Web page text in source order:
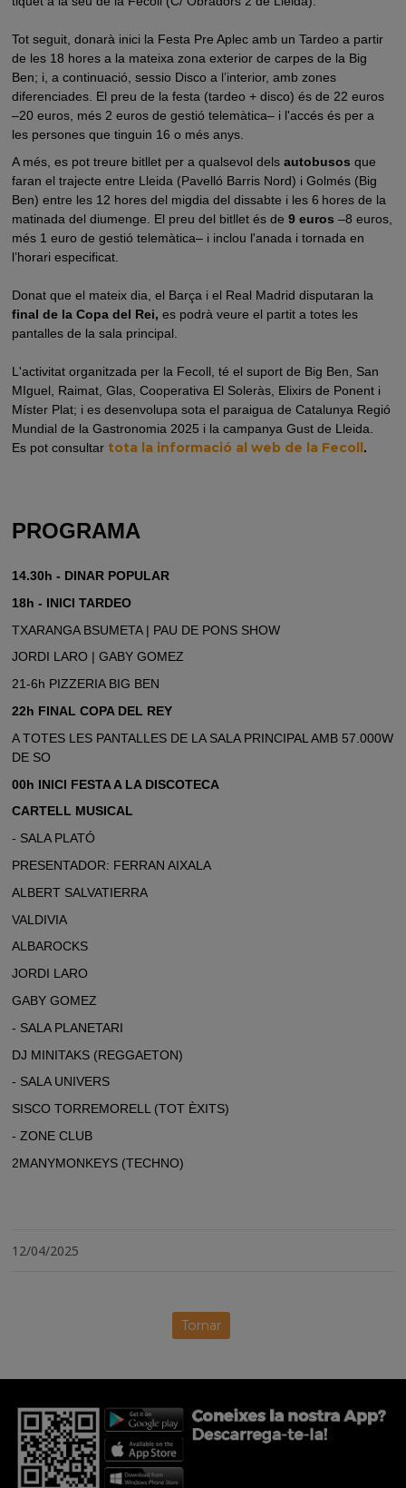
Tot seguit, donarà inici la Festa Pre Aplecamb unTardeo a partir
de les 18 hores a la mateixa zona exterior de carpes de la Big
Ben; i, a continuació, sessio Disco a l’interior, amb zones
diferenciades. El preu de la festa (tardeo + disco) és de 22 euros
–20 euros, més 2 euros de gestió telemàtica– i l'accés és per a
les persones que tinguin 16 o més anys.
A més, es pot treure bitllet per a qualsevol delsautobusos que
faran el trajecte entre Lleida (Pavelló Barris Nord) i Golmés (Big
Ben) entre les 12 hores del migdia del dissabte i les 6 hores de la
matinada del diumenge. El preu del bitllet és de9 euros –8 euros,
més 1 euro de gestió telemàtica– i inclou l'anada i tornada en
l’horari especificat.
Donat que el mateix dia, el Barça i el Real Madrid disputaran la
final de la Copa del Rei,es podrà veure el partit a totes les
pantalles de la sala principal.
L'activitat organitzada per la Fecoll, té el suport de Big Ben, San
MIguel, Raimat, Glas, Cooperativa El Soleràs, Elixirs de Ponent i
Míster Plat; i es desenvolupa sota el paraigua de Catalunya Regió
Mundial de la Gastronomia 2025 i la campanya Gust de Lleida.
Es pot consultar tota la informació al web de la Fecoll.
PROGRAMA
14.30h - DINAR POPULAR
18h - INICI TARDEO
TXARANGA BSUMETA | PAU DE PONS SHOW
JORDI LARO | GABY GOMEZ
21-6h PIZZERIA BIG BEN
22h FINAL COPA DEL REY
A TOTES LES PANTALLES DE LA SALA PRINCIPAL AMB 57.000W
DE SO
00h INICI FESTA A LA DISCOTECA
CARTELL MUSICAL
- SALA PLATÓ
PRESENTADOR: FERRAN AIXALA
ALBERT SALVATIERRA
VALDIVIA
ALBAROCKS
JORDI LARO
GABY GOMEZ
- SALA PLANETARI
DJ MINITAKS (REGGAETON)
- SALA UNIVERS
SISCO TORREMORELL (TOT ÈXITS)
- ZONE CLUB
2MANYMONKEYS (TECHNO)
12/04/2025
Tornar